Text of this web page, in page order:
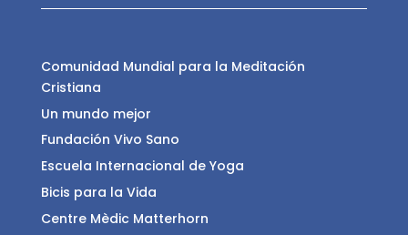
Comunidad Mundial para la Meditación
Cristiana
Un mundo mejor
Fundación Vivo Sano
Escuela Internacional de Yoga
Bicis para la Vida
Centre Mèdic Matterhorn